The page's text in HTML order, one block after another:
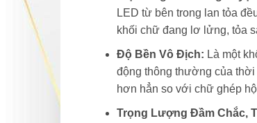
LED từ bên trong lan tỏa
khối chữ đang lơ lửng, tỏa
Độ Bền Vô Địch: Là một
động thông thường của
hơn hẳn so với chữ ghép
Trọng Lượng Đầm Chắc,